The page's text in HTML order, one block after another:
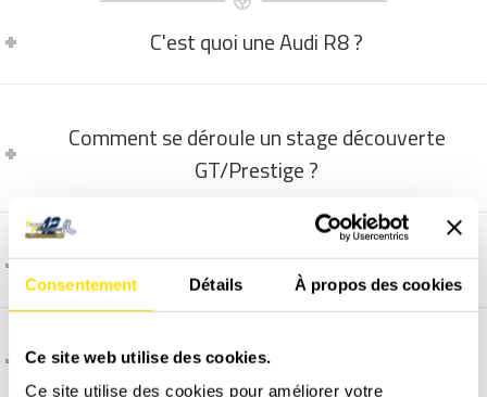
Consentement Détails À propos des cookies
Ce site web utilise des cookies.
Ce site utilise des cookies pour améliorer votre
C'est quoi une Audi R8 ?
Comment se déroule un stage découverte
GT/Prestige ?
La vidéo embarquée, comment ça marche ?
Comment et quand programmer un stage ?